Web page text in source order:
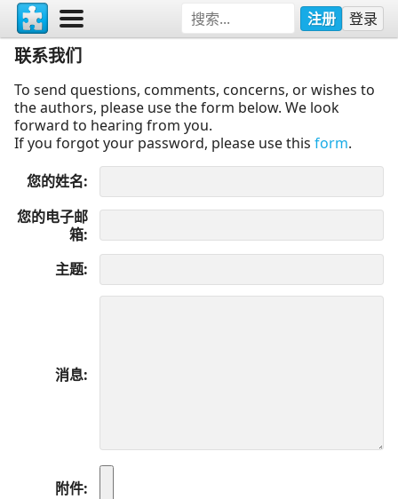
注册 登录
联系我们
To send questions, comments, concerns, or wishes to
the authors, please use the form below. We look
forward to hearing from you.
If you forgot your password, please use this form.
您的姓名
您的电子邮
箱
主题
消息
附件